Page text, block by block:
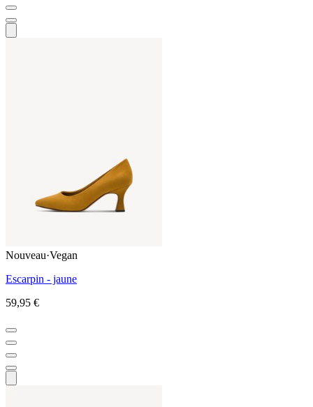
Nouveau·Vegan
Escarpin - jaune
59,95 €